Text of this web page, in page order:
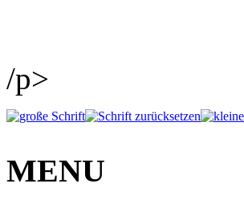
/p>
MENU